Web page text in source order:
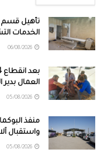
تأهيل قسم
الخدمات
العمال بدير
منفذ
واستقبال